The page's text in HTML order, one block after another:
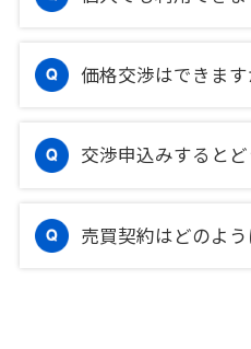
価格交渉はできます
交渉申込みすると
売買契約はどのよ